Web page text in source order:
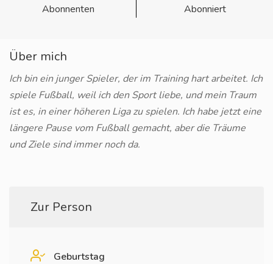
Abonnenten
Abonniert
Über mich
Ich bin ein junger Spieler, der im Training hart arbeitet. Ich
spiele Fußball, weil ich den Sport liebe, und mein Traum
ist es, in einer höheren Liga zu spielen. Ich habe jetzt eine
längere Pause vom Fußball gemacht, aber die Träume
und Ziele sind immer noch da.
Zur Person
Geburtstag